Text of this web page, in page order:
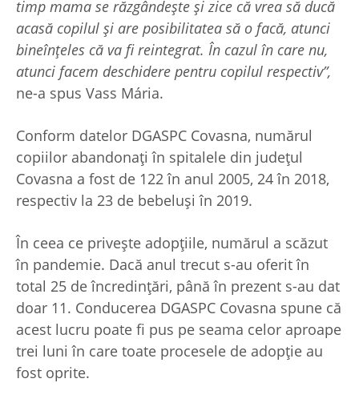
timp mama se răzgândește și zice că vrea să ducă
acasă copilul și are posibilitatea să o facă, atunci
bineînțeles că va fi reintegrat. În cazul în care nu,
atunci facem deschidere pentru copilul respectiv”,
ne-a spus Vass Mária.
Conform datelor DGASPC Covasna, numărul
copiilor abandonați în spitalele din județul
Covasna a fost de 122 în anul 2005, 24 în 2018,
respectiv la 23 de bebeluși în 2019.
În ceea ce privește adopțiile, numărul a scăzut
în pandemie. Dacă anul trecut s-au oferit în
total 25 de încredințări, până în prezent s-au dat
doar 11. Conducerea DGASPC Covasna spune că
acest lucru poate fi pus pe seama celor aproape
trei luni în care toate procesele de adopție au
fost oprite.